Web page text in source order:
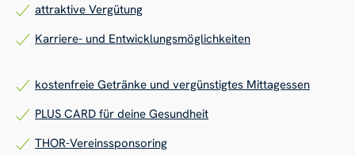
attraktive Vergütung
Karriere- und Entwicklungsmöglichkeiten
kostenfreie Getränke und vergünstigtes Mittagessen
PLUS CARD für deine Gesundheit
THOR-Vereinssponsoring